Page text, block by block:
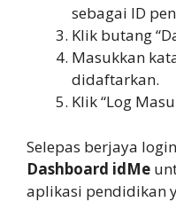
sebagai ID
Klik butang
Masukkan
didaftarkan.
Klik “Log
Selepas berjaya
Dashboard idMe
aplikasi pendidikan